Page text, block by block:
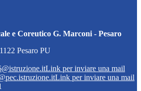
e Coreutico G. Marconi - Pesaro
Pesaro PU
Link per inviare una mail
Link per inviare una mail